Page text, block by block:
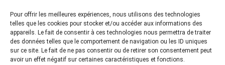
Pour offrir les meilleures expériences, nous utilisons des technologies
telles que les cookies pour stocker et/ou accéder aux informations des
appareils. Le fait de consentir à ces technologies nous permettra de traiter
des données telles que le comportement de navigation ou les ID uniques
sur ce site. Le fait de ne pas consentir ou de retirer son consentement peut
avoir un effet négatif sur certaines caractéristiques et fonctions.
contact@logiciels-etiquettes.com
09 71 37 25 93